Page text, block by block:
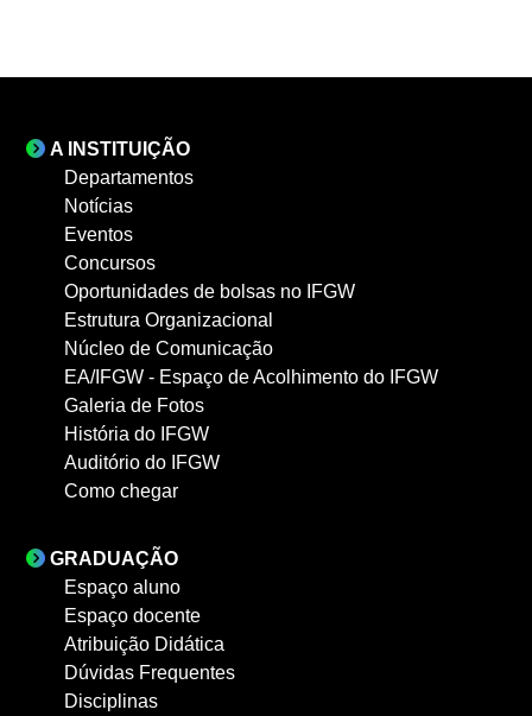
A INSTITUIÇÃO
Departamentos
Notícias
Eventos
Concursos
Oportunidades de bolsas no IFGW
Estrutura Organizacional
Núcleo de Comunicação
EA/IFGW - Espaço de Acolhimento do IFGW
Galeria de Fotos
História do IFGW
Auditório do IFGW
Como chegar
GRADUAÇÃO
Espaço aluno
Espaço docente
Atribuição Didática
Dúvidas Frequentes
Disciplinas